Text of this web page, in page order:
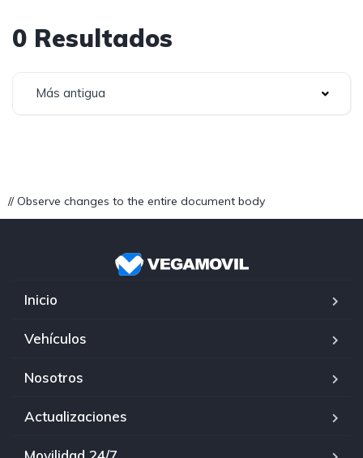
0 Resultados
Más antigua
// Observe changes to the entire document body
Inicio
Vehículos
Nosotros
Actualizaciones